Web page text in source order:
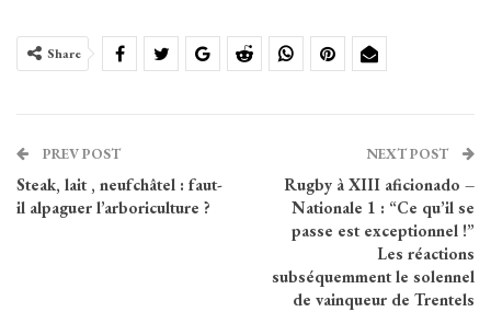
Share
PREV POST
Steak, lait , neufchâtel : faut-
il alpaguer l’arboriculture ?
NEXT POST
Rugby à XIII aficionado –
Nationale 1 : “Ce qu’il se
passe est exceptionnel !”
Les réactions
subséquemment le solennel
de vainqueur de Trentels